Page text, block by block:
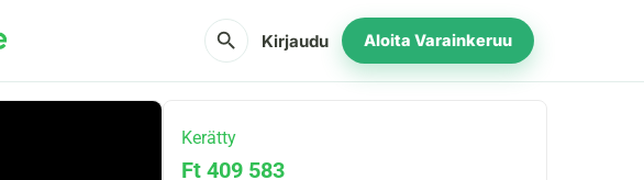
search Kirjaudu Aloita Varainkeruu
Kerätty
Ft 409 583